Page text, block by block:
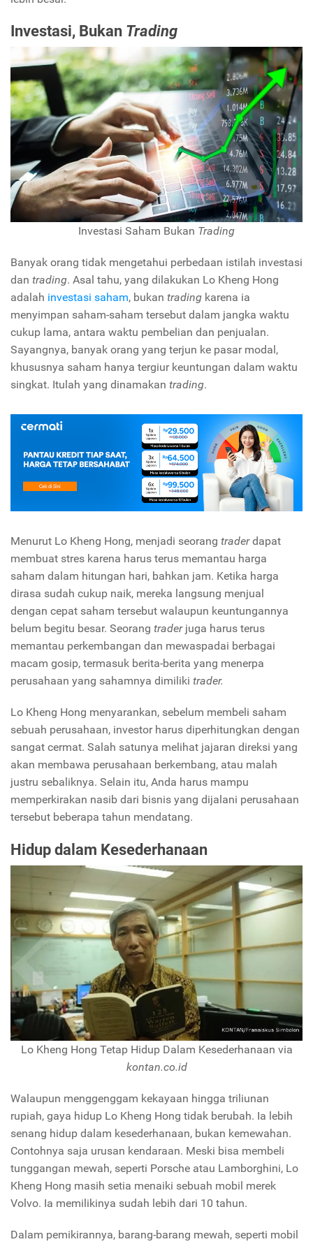
Investasi, Bukan Trading
Investasi Saham Bukan Trading
Banyak orang tidak mengetahui perbedaan istilah investasi
dan trading. Asal tahu, yang dilakukan Lo Kheng Hong
adalah investasi saham, bukan trading karena ia
menyimpan saham-saham tersebut dalam jangka waktu
cukup lama, antara waktu pembelian dan penjualan.
Sayangnya, banyak orang yang terjun ke pasar modal,
khususnya saham hanya tergiur keuntungan dalam waktu
singkat. Itulah yang dinamakan trading.
Menurut Lo Kheng Hong, menjadi seorang traderdapat
membuat stres karena harus terus memantau harga
saham dalam hitungan hari, bahkan jam. Ketika harga
dirasa sudah cukup naik, mereka langsung menjual
dengan cepat saham tersebut walaupun keuntungannya
belum begitu besar. Seorang traderjuga harus terus
memantau perkembangan dan mewaspadai berbagai
macam gosip, termasuk berita-berita yang menerpa
perusahaan yang sahamnya dimiliki trader.
Lo Kheng Hong menyarankan, sebelum membeli saham
sebuah perusahaan, investor harus diperhitungkan dengan
sangat cermat. Salah satunya melihat jajaran direksi yang
akan membawa perusahaan berkembang, atau malah
justru sebaliknya. Selain itu, Anda harus mampu
memperkirakan nasib dari bisnis yang dijalani perusahaan
tersebut beberapa tahun mendatang.
Hidup dalam Kesederhanaan
Lo Kheng Hong Tetap Hidup Dalam Kesederhanaan via
kontan.co.id
Walaupun menggenggam kekayaan hingga triliunan
rupiah, gaya hidup Lo Kheng Hong tidak berubah. Ia lebih
senang hidup dalam kesederhanaan, bukan kemewahan.
Contohnya saja urusan kendaraan. Meski bisa membeli
tunggangan mewah, seperti Porsche atau Lamborghini, Lo
Kheng Hong masih setia menaiki sebuah mobil merek
Volvo. Ia memilikinya sudah lebih dari 10 tahun.
Dalam pemikirannya, barang-barang mewah, seperti mobil